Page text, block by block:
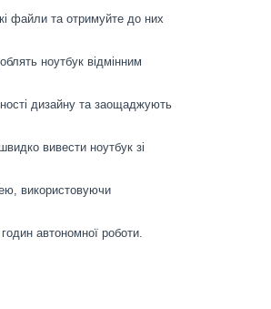
файли та отримуйте до них
ноутбук відмінним
дизайну та заощаджують
вивести ноутбук зі
використовуючи
автономної роботи.